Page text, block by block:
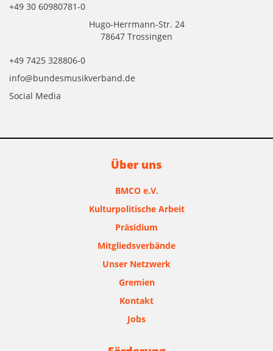
+49 30 60980781-0
Hugo-Herrmann-Str. 24
78647 Trossingen
+49 7425 328806-0
info@bundesmusikverband.de
Social Media
Über uns
BMCO e.V.
Kulturpolitische Arbeit
Präsidium
Mitgliedsverbände
Unser Netzwerk
Gremien
Kontakt
Jobs